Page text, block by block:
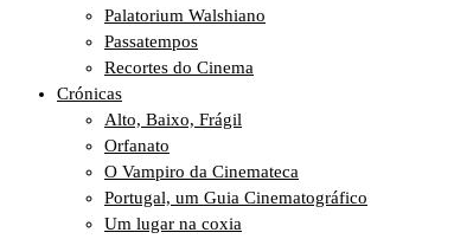
Palatorium Walshiano
Passatempos
Recortes do Cinema
Crónicas
Alto, Baixo, Frágil
Orfanato
O Vampiro da Cinemateca
Portugal, um Guia Cinematográfico
Um lugar na coxia